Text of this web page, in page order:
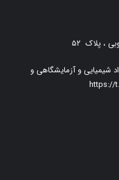
، پلاک ۵۲
شیمیایی و آزمایشگاهی و
https://